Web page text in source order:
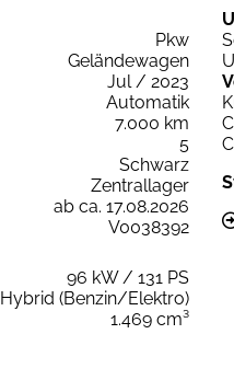
Pkw
Geländewagen
Jul / 2023
Automatik
7.000 km
5
Schwarz
Zentrallager
ab ca. 17.08.2026
V0038392
96 kW / 131 PS
Hybrid (Benzin/Elektro)
1.469 cm³